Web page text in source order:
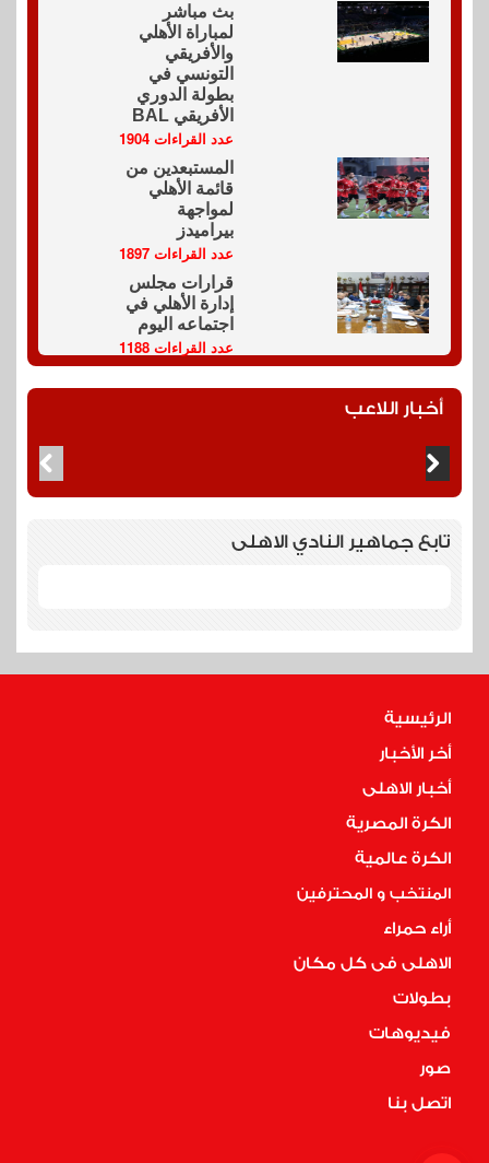
بث مباشر
لمباراة الأهلي
والأفريقي
التونسي في
بطولة الدوري
الأفريقي BAL
عدد القراءات 1904
المستبعدين من
قائمة الأهلي
لمواجهة
بيراميدز
عدد القراءات 1897
قرارات مجلس
إدارة الأهلي في
اجتماعه اليوم
عدد القراءات 1188
أخبار اللاعب
تابع جماهير النادي الاهلى
الرئيسية
أخر الأخبار
أخبار الاهلى
الكرة المصرية
الكرة عالمية
المنتخب و المحترفين
أراء حمراء
الاهلى فى كل مكان
بطولات
فيديوهات
صور
اتصل بنا